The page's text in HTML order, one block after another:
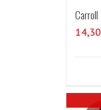
Carroll
14,30